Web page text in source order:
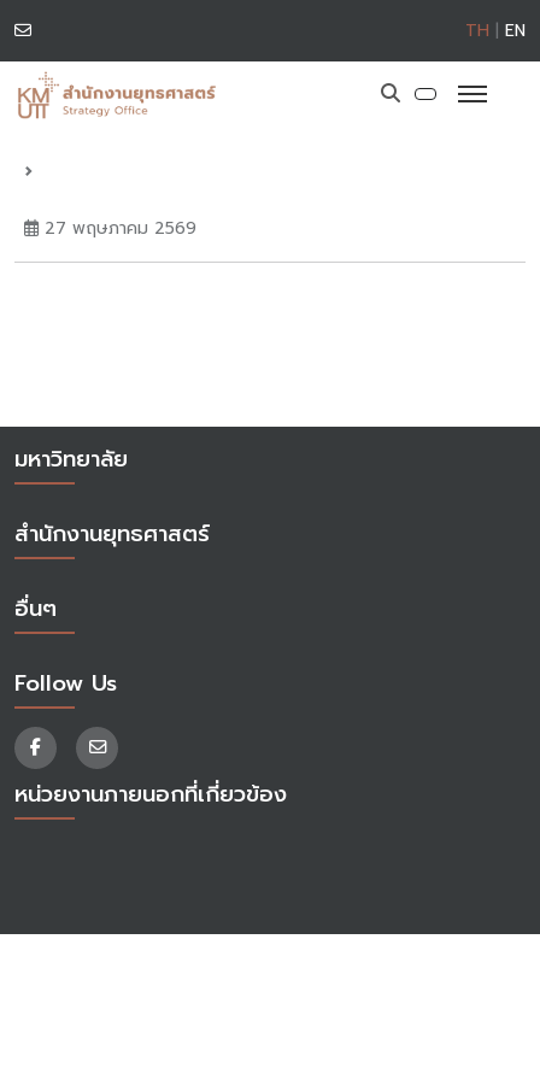
TH | EN
27 พฤษภาคม 2569
มหาวิทยาลัย
สำนักงานยุทธศาสตร์
อื่นๆ
Follow Us
หน่วยงานภายนอกที่เกี่ยวข้อง